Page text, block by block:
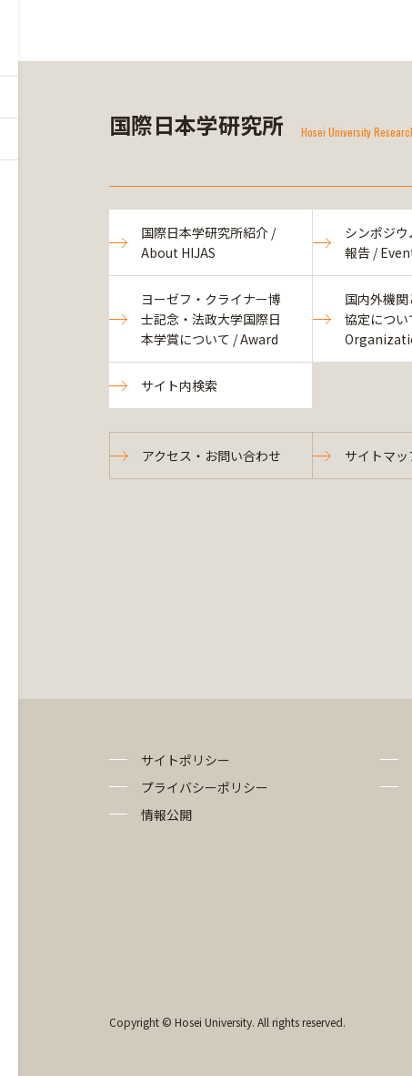
国際日本学研究所 Hosei University
国際日本学研究所紹介 /
About HIJAS
シンポジ
報告 /
ヨーゼフ・クライナー博
士記念・法政大学国際日
本学賞について / Award
国内外機
協定につ
サイト内検索
アクセス・お問い合わせ サイトマッ
サイトポリシー
プライバシーポリシー
情報公開
Copyright © Hosei University. All rights reserved.